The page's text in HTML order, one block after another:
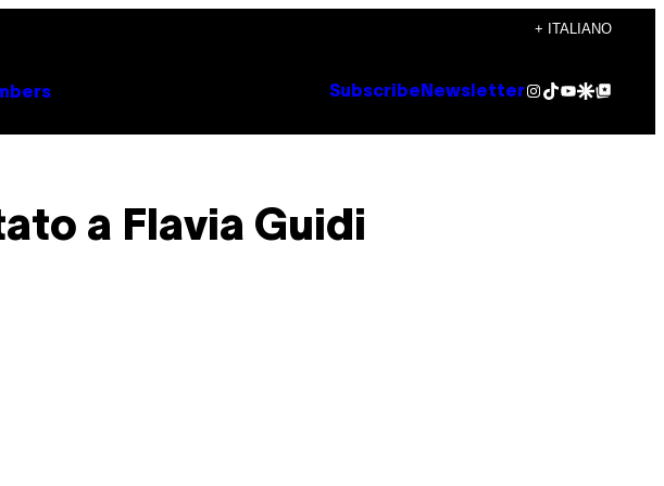
+ ITALIANO
Subscribe NewsletterInstagram
TikTok
YouTube
Google Discover
Google Top Posts
a Flavia Guidi